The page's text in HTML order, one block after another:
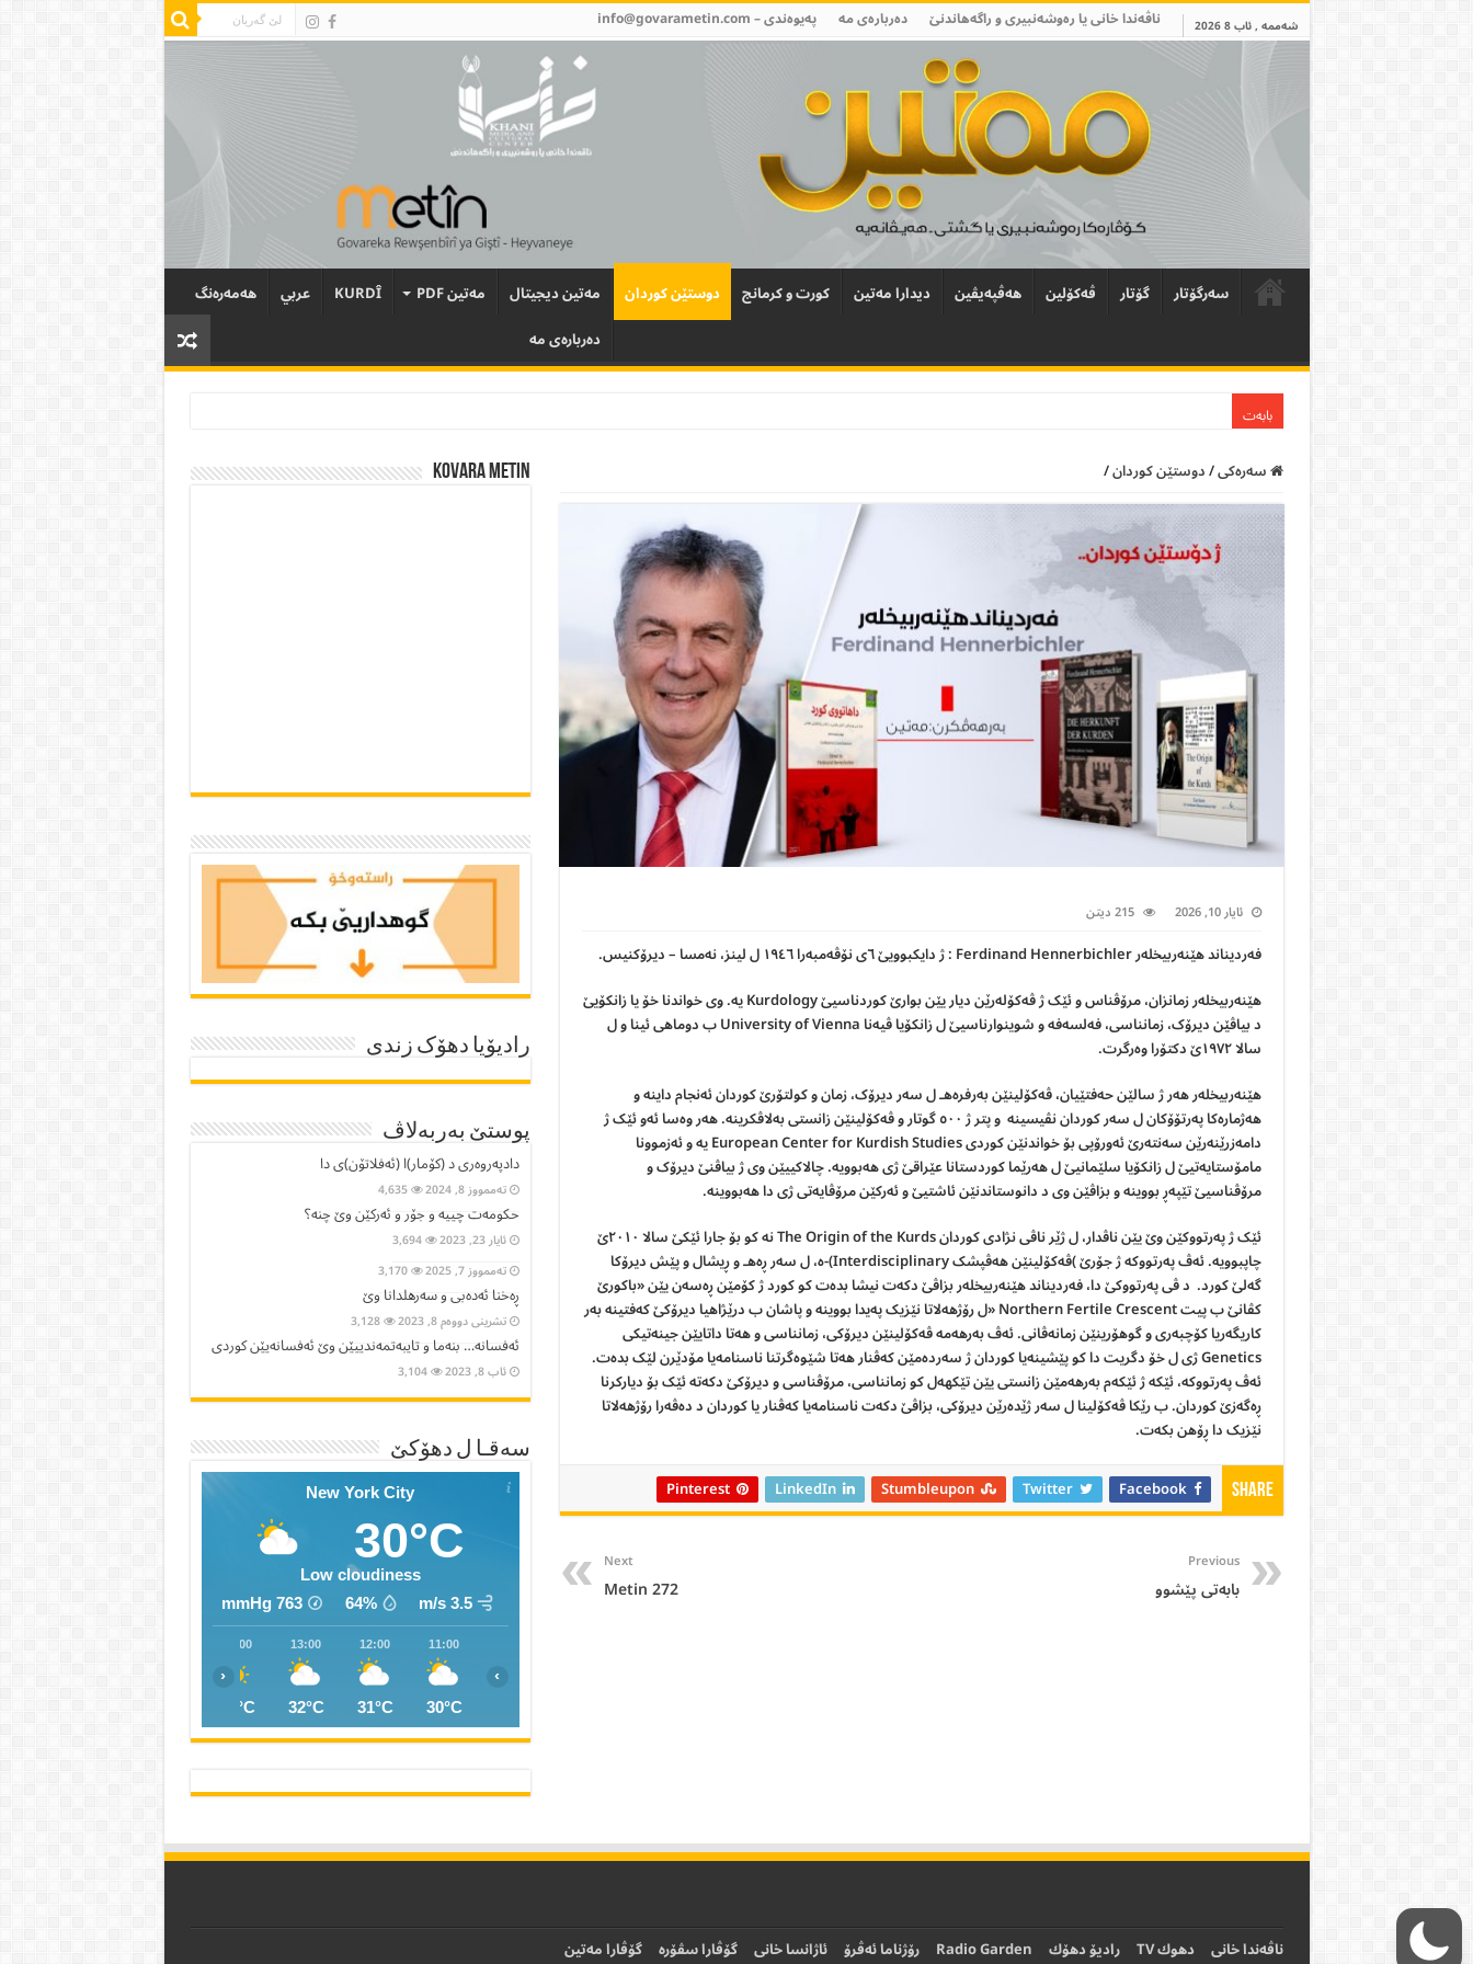
شەممە , ئاب 8 2026 ناڤەندا خانی یا رەوشەنبیری و راگەھاندنێ دەربارەی مە پەیوەندی –info@govarametin.com
سەرگۆتار گۆتار ڤەکۆلین ھەڤپەیڤین دیدارا مەتین کورت و کرمانج دوستێن کوردان مەتین دیجیتال مەتین PDF KURDÎ عربي
هەمەرەنگ
دەربارەی مە
بابەت
سەرەکی/دوستێن کوردان/
ئایار 10, 2026 215 ديتن
فەردیناند هێنەربیخلەر Ferdinand Hennerbichler : ژ دایکبوویێ ٦ی نۆڤەمبەرا ١٩٤٦ ل لینز، نەمسا – دیرۆکنیس.
هێنەربیخلەر زمانزان، مرۆڤناس و ئێک ژ ڤەکۆلەرێن دیار یێن بوارێ کوردناسیێ Kurdology یە. وی خواندنا خۆ یا زانکۆیێ
د بیاڤێن دیرۆک، زمانناسی، فەلسەفە و شوینوارناسیێ ل زانکۆیا ڤیەنا University of Vienna ب دوماهی ئینا و ل
سالا ١٩٧٢ێ دکتۆرا وەرگرت.
هێنەربیخلەر هەر ژ سالێن حەفتێیان، ڤەکۆلینێن بەرفرەهـ ل سەر دیرۆک، زمان و کولتۆرێ کوردان ئەنجام داینە و
هەژمارەکا پەرتۆۆکان ل سەر کوردان نڤیسینە و پتر ژ ٥٠٠ گوتار و ڤەکۆلینێن زانستی بەلاڤکرینە. هەر وەسا ئەو ئێک ژ
دامەزرێنەرێن سەنتەرێ ئەورۆپی بۆ خواندنێن کوردی European Center for Kurdish Studies یە و ئەزموونا
مامۆستایەتیێ ل زانکۆیا سلێمانیێ ل هەرێما کوردستانا عێراقێ ژی هەبوویە. چالاکییێن وی ژ بیاڤنێ دیرۆک و
مرۆڤناسیێ تێپەڕ بووینە و بزاڤێن وی د دانوستاندنێن ئاشتیێ و ئەرکێن مرۆڤایەتی ژی دا هەبووینە.
ئێک ژ پەرتووکێن وێ یێن ناڤدار، ل ژێر ناڤی نژادی کوردان The Origin of the Kurds نە کو بۆ جارا ئێکێ سالا ٢٠١٠ێ
چاپبوویە. ئەڤ پەرتووکە ژ جۆرێ )ڤەکۆلینێن هەڤپشک Interdisciplinary)-ە، ل سەر ڕەهـ و ڕیشال و پێش دیرۆکا
گەلێ کورد. د ڤی پەرتووکێ دا، فەردیناند هێنەربیخلەر بزاڤێ دکەت نیشا بدەت کو کورد ژ کۆمێن ڕەسەن یێن «باکورێ
کڤانێ ب پیت Northern Fertile Crescent «ل رۆژهەلاتا نێزیک پەیدا بووینە و پاشان ب درێژاهیا دیرۆکێ کەفتینە بەر
کاریگەریا کۆچبەری و گوهۆرینێن زمانەڤانی. ئەڤ بەرهەمە ڤەکۆلینێن دیرۆکی، زمانناسی و هەتا داتایێن جینەتیکی
Genetics ژی ل خۆ دگریت دا کو پێشینەیا کوردان ژ سەردەمێن کەڤنار هەتا شێوەگرتنا ناسنامەیا مۆدێرن لێک بدەت.
ئەڤ پەرتووکە، ئێکە ژ ئێکەم بەرهەمێن زانستی یێن تێکهەل کو زمانناسی، مرۆڤناسی و دیرۆکێ دکەتە ئێک بۆ دیارکرنا
ڕەگەزێ کوردان. ب رێکا ڤەکۆلینا ل سەر ژێدەرێن دیرۆکی، بزاڤێ دکەت ناسنامەیا کەڤنار یا کوردان د دەڤەرا رۆژهەلاتا
نێزیک دا ڕۆهن بکەت.
Share
Facebook
Twitter
Stumbleupon
LinkedIn
Pinterest
Previous
بابه‌تی پێشوو
Next
Metin 272
Kovara Metin
رادیۆیا دھۆک زندی
پوستێ بەربەلاڤ
دادپەروەری د (کۆمار)ا (ئەفلاتۆن)ی دا
تەممووز 8, 2024 4,635
حکومەت چییە و جۆر و ئەرکێن وێ چنە؟
ئایار 23, 2023
3,694
تەممووز 7, 2025
3,170
ڕەخنا ئەدەبی و سەرهلدانا وێ
تشرینی دووەم 8, 2023 3,128
ئەفسانە… بنەما و تایبەتمەندییێن وێ ئەفسانەیێن كوردی
ئاب 8, 2023 3,104
سەقـا ل دھۆکێ
New York City
30°C
Low cloudiness
3.5 m/s
64%
763
mmHg
11:00
30°C
12:00
31°C
13:00
32°C
14:00
32°C
‹ ›
ناڤەندا خانی دهوك TV رادیۆ دهۆك Radio Garden رۆژناما ئەڤرۆ ئاژانسا خانی گۆڤارا سڤۆرە گۆڤارا مەتین